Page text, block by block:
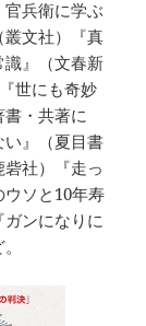
官兵衛に学ぶ
文社）『真
』（文春新
世にも奇妙
・共著に
い』（夏目書
社）『走っ
ソと10年寿
ンになりに